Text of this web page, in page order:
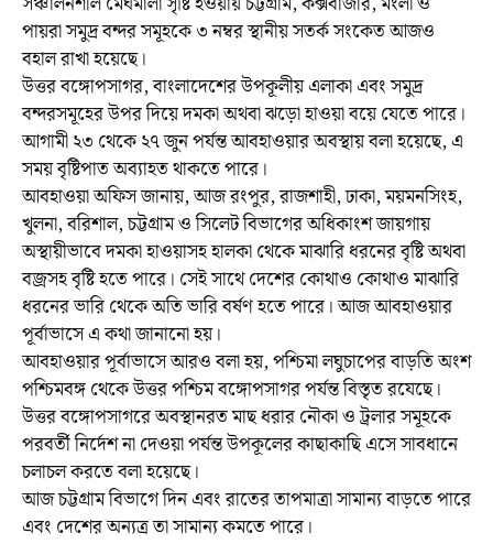
পায়রা সমুদ্র বন্দর সমূহকে ৩ নম্বর স্থানীয় সতর্ক সংকেত আজও
বহাল রাখা হয়েছে।
উত্তর বঙ্গোপসাগর, বাংলাদেশের উপকূলীয় এলাকা এবং সমুদ্র
বন্দরসমূহের উপর দিয়ে দমকা অথবা ঝড়ো হাওয়া বয়ে যেতে পারে।
আগামী ২৩ থেকে ২৭ জুন পর্যন্ত আবহাওয়ার অবস্থায় বলা হয়েছে, এ
সময় বৃষ্টিপাত অব্যাহত থাকতে পারে।
আবহাওয়া অফিস জানায়, আজ রংপুর, রাজশাহী, ঢাকা, ময়মনসিংহ,
খুলনা, বরিশাল, চট্টগ্রাম ও সিলেট বিভাগের অধিকাংশ জায়গায়
অস্থায়ীভাবে দমকা হাওয়াসহ হালকা থেকে মাঝারি ধরনের বৃষ্টি অথবা
বজ্রসহ বৃষ্টি হতে পারে। সেই সাথে দেশের কোথাও কোথাও মাঝারি
ধরনের ভারি থেকে অতি ভারি বর্ষণ হতে পারে। আজ আবহাওয়ার
পূর্বাভাসে এ কথা জানানো হয়।
আবহাওয়ার পূর্বাভাসে আরও বলা হয়, পশ্চিমা লঘুচাপের বাড়তি অংশ
পশ্চিমবঙ্গ থেকে উত্তর পশ্চিম বঙ্গোপসাগর পর্যন্ত বিস্তৃত রযেছে।
উত্তর বঙ্গোপসাগরে অবস্থানরত মাছ ধরার নৌকা ও ট্রলার সমূহকে
পরবর্তী নির্দেশ না দেওয়া পর্যন্ত উপকূলের কাছাকাছি এসে সাবধানে
চলাচল করতে বলা হয়েছে।
আজ চট্টগ্রাম বিভাগে দিন এবং রাতের তাপমাত্রা সামান্য বাড়তে পারে
এবং দেশের অন্যত্র তা সামান্য কমতে পারে।